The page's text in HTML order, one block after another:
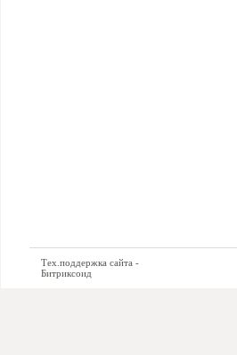
Тех.поддержка сайта -
Битриксоид